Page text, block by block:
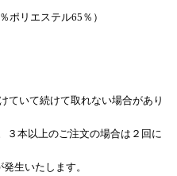
ポリエステル65％）
ていて続けて取れない場合があり
本以上のご注文の場合は２回に
生いたします。